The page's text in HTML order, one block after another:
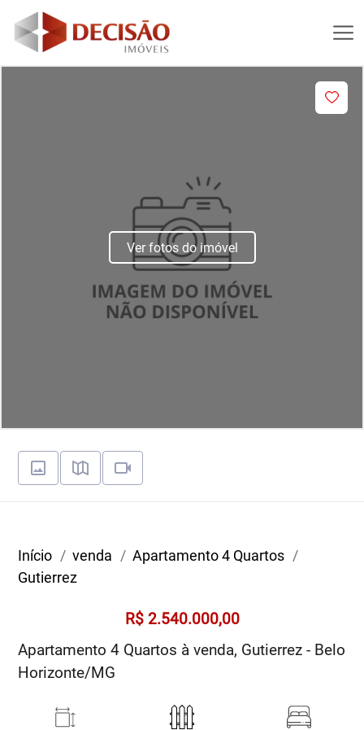
Ver fotos do imóvel
Início venda
Apartamento 4 Quartos
Gutierrez
R$ 2.540.000,00
Apartamento 4 Quartos à venda, Gutierrez - Belo
Horizonte/MG